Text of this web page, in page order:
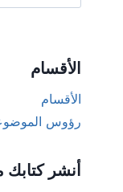
عن:
الأقسام
الأقسام
رؤوس
أنشر كتابك